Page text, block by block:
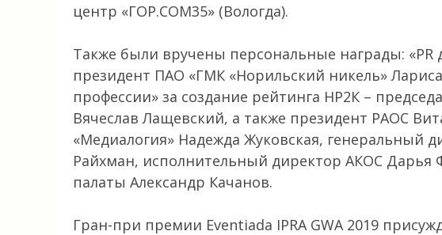
центр «ГОР.СОМ35» (Вологда).
Также были вручены персональные награды: «PR
президент ПАО «ГМК «Норильский никель»
профессии» за создание рейтинга НР2К –
Вячеслав Лащевский, а также президент РАОС
«Медиалогия» Надежда Жуковская, генеральный
Райхман, исполнительный директор АКОС Дарья
палаты Александр Качанов.
Гран-при премии Eventiada IPRA GWA 2019